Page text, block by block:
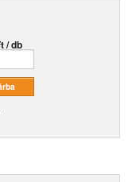
/ db